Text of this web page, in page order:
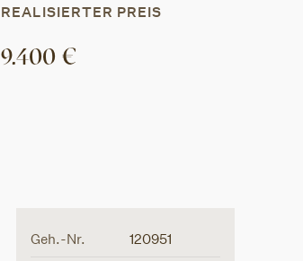
REALISIERTER PREIS
9.400 €
Geh.-Nr. 120951